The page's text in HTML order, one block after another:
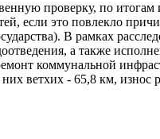
проверку, по итогам
если это повлекло
В рамках
а также
коммунальной
ветхих - 65,8 км, износ